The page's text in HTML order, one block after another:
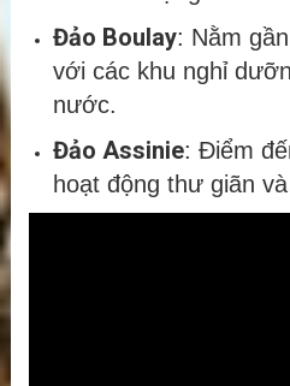
Đảo Boulay: Nằm
với các khu nghỉ
nước.
Đảo Assinie: Điểm
hoạt động thư giãn